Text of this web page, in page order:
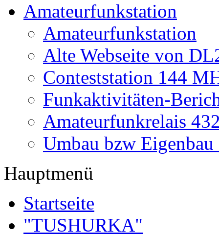
Amateurfunkstation
Amateurfunkstation
Alte Webseite von
Conteststation 144
Funkaktivitäten-
Amateurfunkrelais
Umbau bzw
Hauptmenü
Startseite
"TUSHURKA"